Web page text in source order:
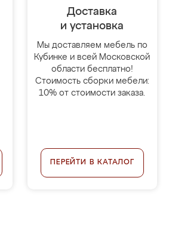
Доставка
и установка
Мы доставляем мебель по
Кубинке и всей Московской
области бесплатно!
Стоимость сборки мебели:
10% от стоимости заказа.
ПЕРЕЙТИ В КАТАЛОГ